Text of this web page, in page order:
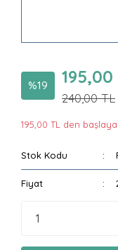
%19 195,00
240,00 TL
195,00 TL den
Stok Kodu
Fiyat